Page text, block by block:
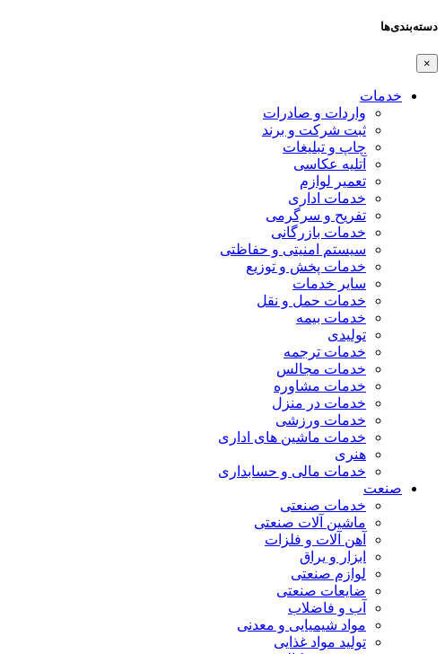
دسته‌بندی‌ها
×
خدمات
واردات و صادرات
ثبت شرکت و برند
چاپ و تبلیغات
آتلیه عکاسی
تعمیر لوازم
خدمات اداری
تفریح و سرگرمی
خدمات بازرگانی
سیستم امنیتی و حفاظتی
خدمات پخش و توزیع
سایر خدمات
خدمات حمل و نقل
خدمات بیمه
تولیدی
خدمات ترجمه
خدمات مجالس
خدمات مشاوره
خدمات در منزل
خدمات ورزشی
خدمات ماشین های اداری
هنری
خدمات مالی و حسابداری
صنعت
خدمات صنعتی
ماشین آلات صنعتی
آهن آلات و فلزات
ابزار و یراق
لوازم صنعتی
ضایعات صنعتی
آب و فاضلاب
مواد شیمیایی و معدنی
تولید مواد غذایی